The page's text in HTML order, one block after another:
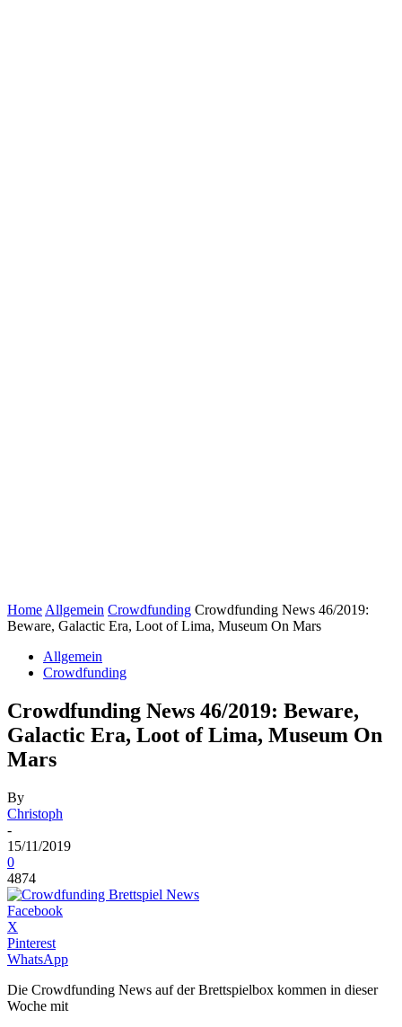
Home Allgemein Crowdfunding Crowdfunding News 46/2019:
Beware, Galactic Era, Loot of Lima, Museum On Mars
Allgemein
Crowdfunding
Crowdfunding News 46/2019: Beware,
Galactic Era, Loot of Lima, Museum On
Mars
By
Christoph
-
15/11/2019
0
4874
Facebook
X
Pinterest
WhatsApp
Die Crowdfunding News auf der Brettspielbox kommen in dieser
Woche mit